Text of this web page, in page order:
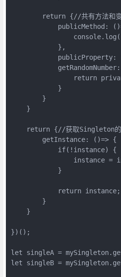
return {//共有方法和
publicMethod:
            },
publicProperty:
return
            }
        }
    }
return {//获取Singleton的
        getInstance: ()=> {
            if(!instance) {
instance =
            }
            return instance;
        }
    }
})();
let singleA =
let singleB =